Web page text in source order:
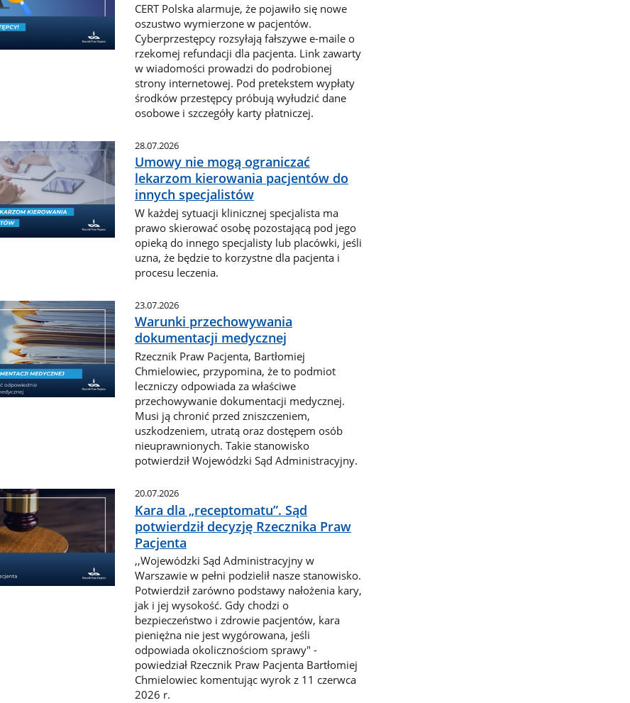
CERT Polska alarmuje, że pojawiło się nowe
oszustwo wymierzone w pacjentów.
Cyberprzestępcy rozsyłają fałszywe e-maile o
rzekomej refundacji dla pacjenta. Link zawarty
w wiadomości prowadzi do podrobionej
strony internetowej. Pod pretekstem wypłaty
środków przestępcy próbują wyłudzić dane
osobowe i szczegóły karty płatniczej.
28.07.2026
Umowy nie mogą ograniczać
lekarzom kierowania pacjentów do
innych specjalistów
W każdej sytuacji klinicznej specjalista ma
prawo skierować osobę pozostającą pod jego
opieką do innego specjalisty lub placówki, jeśli
uzna, że będzie to korzystne dla pacjenta i
procesu leczenia.
23.07.2026
Warunki przechowywania
dokumentacji medycznej
Rzecznik Praw Pacjenta, Bartłomiej
Chmielowiec, przypomina, że to podmiot
leczniczy odpowiada za właściwe
przechowywanie dokumentacji medycznej.
Musi ją chronić przed zniszczeniem,
uszkodzeniem, utratą oraz dostępem osób
nieuprawnionych. Takie stanowisko
potwierdził Wojewódzki Sąd Administracyjny.
20.07.2026
Kara dla „receptomatu”. Sąd
potwierdził decyzję Rzecznika Praw
Pacjenta
,,Wojewódzki Sąd Administracyjny w
Warszawie w pełni podzielił nasze stanowisko.
Potwierdził zarówno podstawy nałożenia kary,
jak i jej wysokość. Gdy chodzi o
bezpieczeństwo i zdrowie pacjentów, kara
pieniężna nie jest wygórowana, jeśli
odpowiada okolicznościom sprawy" -
powiedział Rzecznik Praw Pacjenta Bartłomiej
Chmielowiec komentując wyrok z 11 czerwca
2026 r.